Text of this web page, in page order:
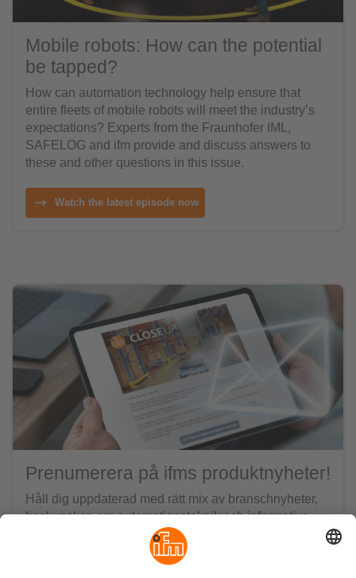
Mobile robots: How can the potential
be tapped?
How can automation technology help ensure that
entire fleets of mobile robots will meet the industry’s
expectations? Experts from the Fraunhofer IML,
SAFELOG and ifm provide and discuss answers to
these and other questions in this issue.
Watch the latest episode now
Prenumerera på ifms produktnyheter!
Håll dig uppdaterad med rätt mix av branschnyheter,
baskunskap om automationsteknik och informativa
nyheter från ifm. Ta del av våra produktnyheter du